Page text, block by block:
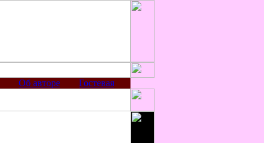
Об авторе Гостевая